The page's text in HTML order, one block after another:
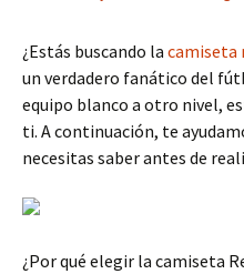
¿Estás buscando la camiseta
un verdadero fanático del
equipo blanco a otro nivel,
ti. A continuación, te
necesitas saber antes de
¿Por qué elegir la camiseta